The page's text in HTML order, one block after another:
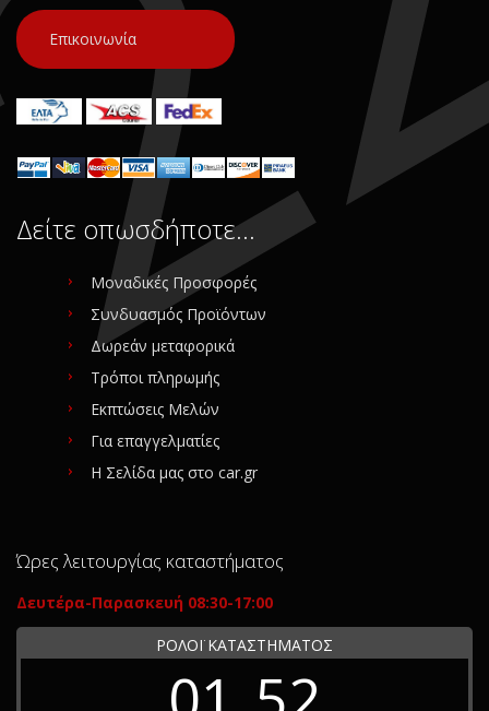
Επικοινωνία
Δείτε οπωσδήποτε…
Μοναδικές Προσφορές
Συνδυασμός Προϊόντων
Δωρεάν μεταφορικά
Τρόποι πληρωμής
Εκπτώσεις Μελών
Για επαγγελματίες
Η Σελίδα μας στο car.gr
Ώρες λειτουργίας καταστήματος
Δευτέρα-Παρασκευή 08:30-17:00
ΡΟΛΟΪ ΚΑΤΑΣΤΗΜΑΤΟΣ